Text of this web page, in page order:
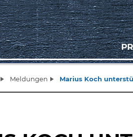
Meldungen Marius Koch